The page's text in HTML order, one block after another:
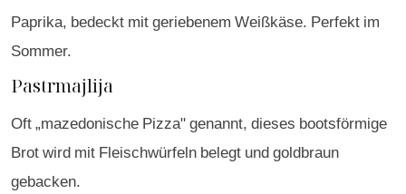
Paprika, bedeckt mit geriebenem Weißkäse. Perfekt im
Sommer.
Pastrmajlija
Oft „mazedonische Pizza" genannt, dieses bootsförmige
Brot wird mit Fleischwürfeln belegt und goldbraun
gebacken.